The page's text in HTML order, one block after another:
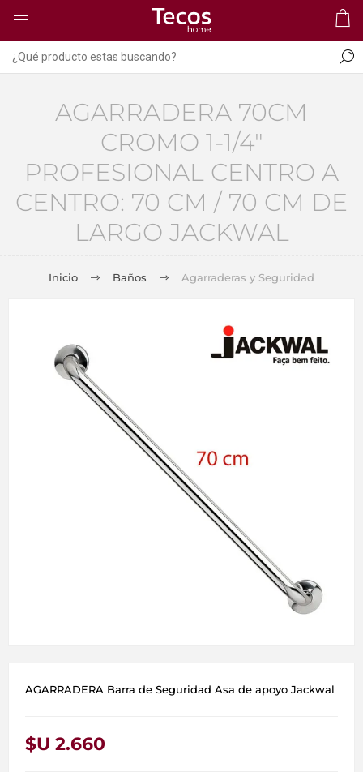
AGARRADERA 70CM
CROMO 1-1/4"
PROFESIONAL CENTRO A
CENTRO: 70 CM / 70 CM DE
LARGO JACKWAL
Inicio Baños Agarraderas y Seguridad
AGARRADERA Barra de Seguridad Asa de apoyo Jackwal
$U 2.660